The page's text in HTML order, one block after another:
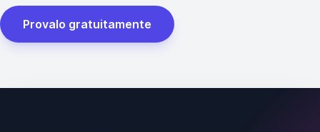
Provalo gratuitamente